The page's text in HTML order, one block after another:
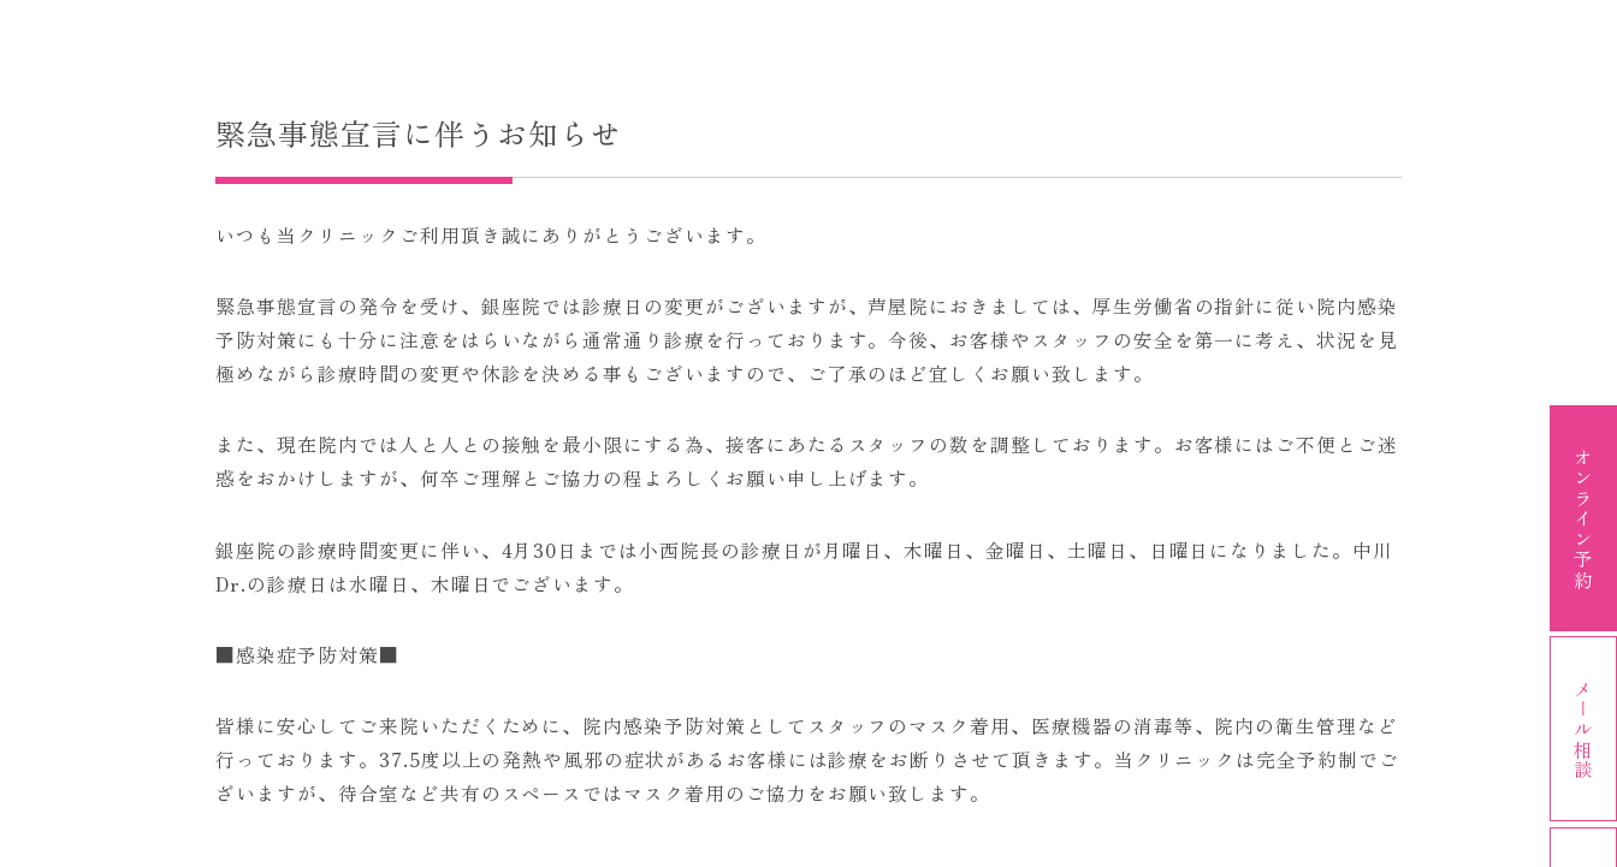
緊急事態宣言に伴うお知らせ
いつも当クリニックご利用頂き誠にありがとうございます。
緊急事態宣言の発令を受け、銀座院では診療日の変更がございますが、芦屋院におきましては、厚生労働省の指針に従い院内感染
予防対策にも十分に注意をはらいながら通常通り診療を行っております。今後、お客様やスタッフの安全を第一に考え、状況を見
極めながら診療時間の変更や休診を決める事もございますので、ご了承のほど宜しくお願い致します。
また、現在院内では人と人との接触を最小限にする為、接客にあたるスタッフの数を調整しております。お客様にはご不便とご迷
惑をおかけしますが、何卒ご理解とご協力の程よろしくお願い申し上げます。
銀座院の診療時間変更に伴い、4月30日までは小西院長の診療日が月曜日、木曜日、金曜日、土曜日、日曜日になりました。中川
Dr.の診療日は水曜日、木曜日でございます。
■感染症予防対策■
皆様に安心してご来院いただくために、院内感染予防対策としてスタッフのマスク着用、医療機器の消毒等、院内の衛生管理など
行っております。37.5度以上の発熱や風邪の症状があるお客様には診療をお断りさせて頂きます。当クリニックは完全予約制でご
ざいますが、待合室など共有のスペースではマスク着用のご協力をお願い致します。
オンライン予約
メール相談